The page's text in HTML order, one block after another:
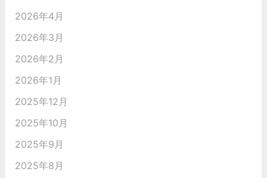
2026年4月
2026年3月
2026年2月
2026年1月
2025年12月
2025年10月
2025年9月
2025年8月